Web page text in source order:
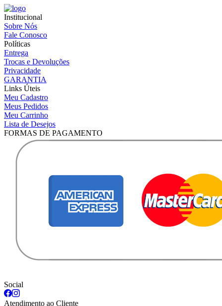
Institucional
Sobre Nós
Fale Conosco
Políticas
Entrega
Trocas e Devoluções
Privacidade
GARANTIA
Links Úteis
Meu Cadastro
Meus Pedidos
Meu Carrinho
Lista de Desejos
FORMAS DE PAGAMENTO
Social
Atendimento ao Cliente